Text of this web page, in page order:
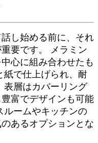
し始める前に、それ
要です。 メラミン
心に組み合わせたも
紙で仕上げられ、耐
表層はカバーリング
富でデザインも可能
ルームやキッチンの
あるオプションとな